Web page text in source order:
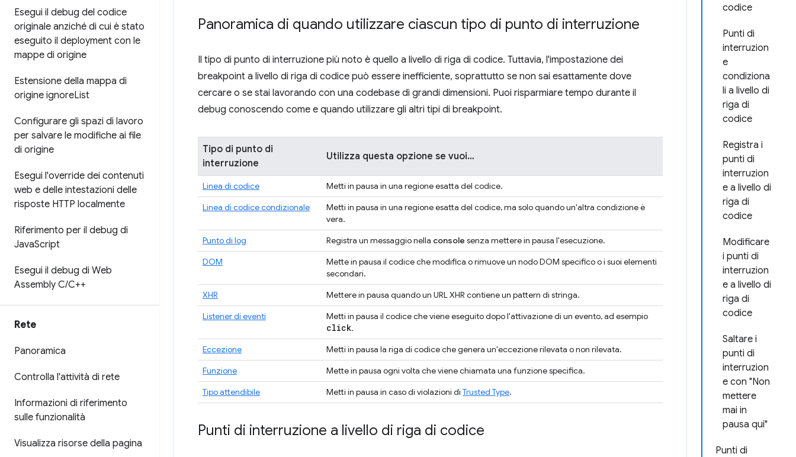
Esegui il debug del codice
originale anziché di cui è stato
eseguito il deployment con le
mappe di origine
Estensione della mappa di
origine ignoreList
Configurare gli spazi di lavoro
per salvare le modifiche ai file
di origine
Esegui l'override dei contenuti
web e delle intestazioni delle
risposte HTTP localmente
Riferimento per il debug di
JavaScript
Esegui il debug di Web
Assembly C/C++
Rete
Panoramica
Controlla l'attività di rete
Informazioni di riferimento
sulle funzionalità
Visualizza risorse della pagina
codice
Punti di
interruzion
e
condiziona
li a livello di
riga di
codice
Registra i
punti di
interruzion
e a livello di
riga di
codice
Modificare
i punti di
interruzion
e a livello di
riga di
codice
Saltare i
punti di
interruzion
e con "Non
mettere
mai in
pausa qui"
Punti di
Panoramica di quando utilizzare ciascun tipo di punto di interruzione
Il tipo di punto di interruzione più noto è quello a livello di riga di codice. Tuttavia, l'impostazione dei
breakpoint a livello di riga di codice può essere inefficiente, soprattutto se non sai esattamente dove
cercare o se stai lavorando con una codebase di grandi dimensioni. Puoi risparmiare tempo durante il
debug conoscendo come e quando utilizzare gli altri tipi di breakpoint.
Tipo di punto di
interruzione
Utilizza questa opzione se vuoi…
Linea di codice
Metti in pausa in una regione esatta del codice.
Linea di codice condizionale
Metti in pausa in una regione esatta del codice, ma solo quando un'altra condizione è
vera.
Punto di log
Registra un messaggio nella console senza mettere in pausa l'esecuzione.
DOM
Mette in pausa il codice che modifica o rimuove un nodo DOM specifico o i suoi elementi
secondari.
XHR
Mettere in pausa quando un URL XHR contiene un pattern di stringa.
Listener di eventi
Metti in pausa il codice che viene eseguito dopo l'attivazione di un evento, ad esempio
click.
Eccezione
Metti in pausa la riga di codice che genera un'eccezione rilevata o non rilevata.
Funzione
Mette in pausa ogni volta che viene chiamata una funzione specifica.
Tipo attendibile
Metti in pausa in caso di violazioni di Trusted Type.
Punti di interruzione a livello di riga di codice